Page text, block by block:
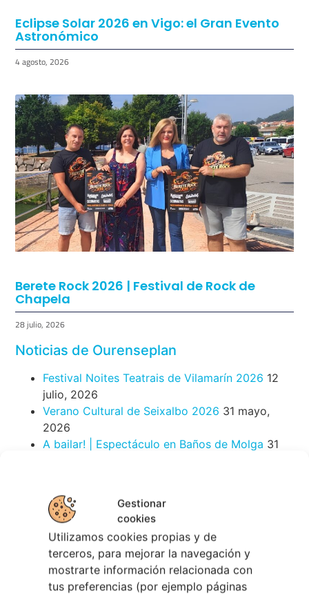
Gestionar
cookies
Utilizamos cookies propias y de
terceros, para mejorar la navegación y
mostrarte información relacionada con
tus preferencias (por ejemplo páginas
Eclipse Solar 2026 en Vigo: el Gran Evento
Astronómico
4 agosto, 2026
Berete Rock 2026 | Festival de Rock de
Chapela
28 julio, 2026
Festival Noites Teatrais de Vilamarín 2026
julio, 2026
Verano Cultural de Seixalbo 2026
2026
A bailar! | Espectáculo en Baños de Molga
mayo, 2026